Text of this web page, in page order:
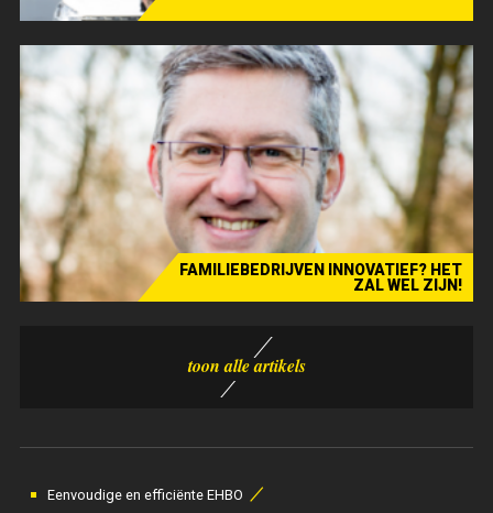
Verhaal - Boden
FAMILIEBEDRIJVEN INNOVATIEF? HET
ZAL WEL ZIJN!
Eenvoudige en efficiënte EHBO ⁄